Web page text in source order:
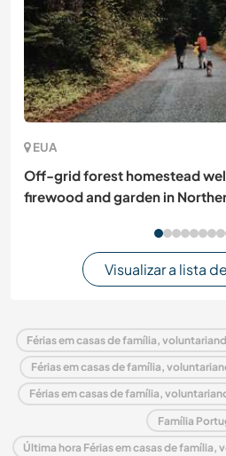
EUA
Off-grid forest homestead
firewood and garden in
Visualizar a lista
Férias em casas de família,
Férias em casas de família,
Férias em casas de família,
Família